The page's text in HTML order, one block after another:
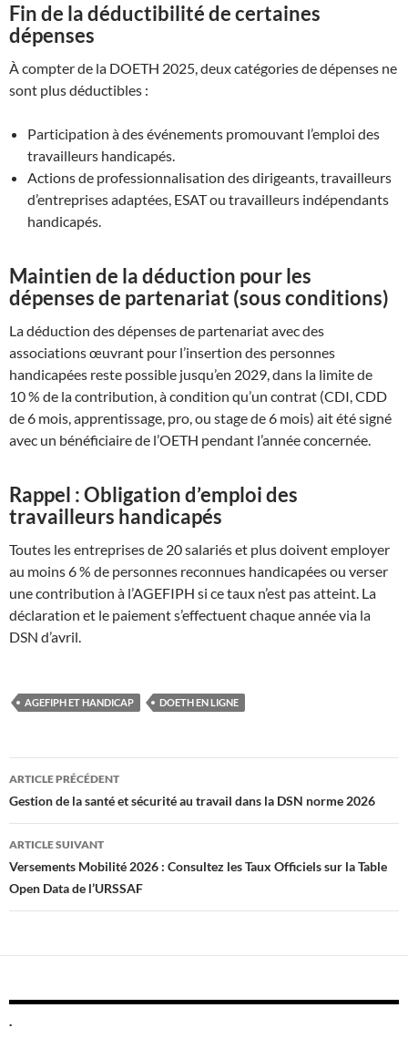
Fin de la déductibilité de certaines
dépenses
À compter de la DOETH 2025, deux catégories de dépenses ne
sont plus déductibles :
Participation à des événements promouvant l’emploi des
travailleurs handicapés.
Actions de professionnalisation des dirigeants, travailleurs
d’entreprises adaptées, ESAT ou travailleurs indépendants
handicapés.
Maintien de la déduction pour les
dépenses de partenariat (sous conditions)
La déduction des dépenses de partenariat avec des
associations œuvrant pour l’insertion des personnes
handicapées reste possible jusqu’en 2029, dans la limite de
10 % de la contribution, à condition qu’un contrat (CDI, CDD
de 6 mois, apprentissage, pro, ou stage de 6 mois) ait été signé
avec un bénéficiaire de l’OETH pendant l’année concernée.
Rappel : Obligation d’emploi des
travailleurs handicapés
Toutes les entreprises de 20 salariés et plus doivent employer
au moins 6 % de personnes reconnues handicapées ou verser
une contribution à l’AGEFIPH si ce taux n’est pas atteint. La
déclaration et le paiement s’effectuent chaque année via la
DSN d’avril.
AGEFIPH ET HANDICAP DOETH EN LIGNE
Navigation
des
articles
ARTICLE PRÉCÉDENT
Gestion de la santé et sécurité au travail dans la DSN norme 2026
ARTICLE SUIVANT
Versements Mobilité 2026 : Consultez les Taux Officiels sur la Table
Open Data de l’URSSAF
.